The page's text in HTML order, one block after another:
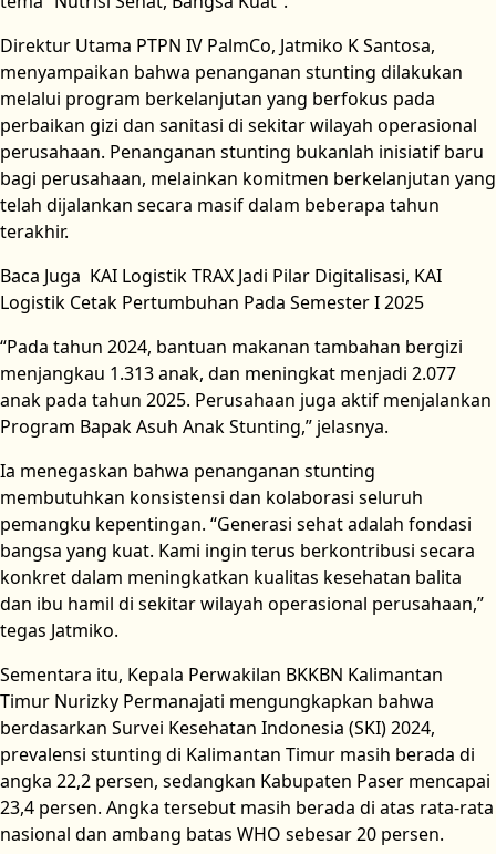
Direktur Utama PTPN IV PalmCo, Jatmiko K Santosa,
menyampaikan bahwa penanganan stunting dilakukan
melalui program berkelanjutan yang berfokus pada
perbaikan gizi dan sanitasi di sekitar wilayah operasional
perusahaan. Penanganan stunting bukanlah inisiatif baru
bagi perusahaan, melainkan komitmen berkelanjutan yang
telah dijalankan secara masif dalam beberapa tahun
terakhir.
Baca Juga KAI Logistik TRAX Jadi Pilar Digitalisasi, KAI
Logistik Cetak Pertumbuhan Pada Semester I 2025
“Pada tahun 2024, bantuan makanan tambahan bergizi
menjangkau 1.313 anak, dan meningkat menjadi 2.077
anak pada tahun 2025. Perusahaan juga aktif menjalankan
Program Bapak Asuh Anak Stunting,” jelasnya.
Ia menegaskan bahwa penanganan stunting
membutuhkan konsistensi dan kolaborasi seluruh
pemangku kepentingan. “Generasi sehat adalah fondasi
bangsa yang kuat. Kami ingin terus berkontribusi secara
konkret dalam meningkatkan kualitas kesehatan balita
dan ibu hamil di sekitar wilayah operasional perusahaan,”
tegas Jatmiko.
Sementara itu, Kepala Perwakilan BKKBN Kalimantan
Timur Nurizky Permanajati mengungkapkan bahwa
berdasarkan Survei Kesehatan Indonesia (SKI) 2024,
prevalensi stunting di Kalimantan Timur masih berada di
angka 22,2 persen, sedangkan Kabupaten Paser mencapai
23,4 persen. Angka tersebut masih berada di atas rata-rata
nasional dan ambang batas WHO sebesar 20 persen.